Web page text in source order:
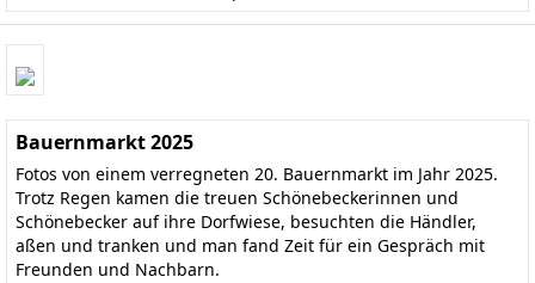
Bauernmarkt 2025
Fotos von einem verregneten 20. Bauernmarkt im Jahr 2025.
Trotz Regen kamen die treuen Schönebeckerinnen und
Schönebecker auf ihre Dorfwiese, besuchten die Händler,
aßen und tranken und man fand Zeit für ein Gespräch mit
Freunden und Nachbarn.